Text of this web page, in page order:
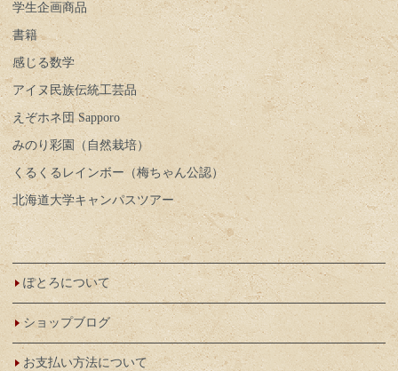
学生企画商品
書籍
感じる数学
アイヌ民族伝統工芸品
えぞホネ団 Sapporo
みのり彩園（自然栽培）
くるくるレインボー（梅ちゃん公認）
北海道大学キャンパスツアー
ぽとろについて
ショップブログ
お支払い方法について